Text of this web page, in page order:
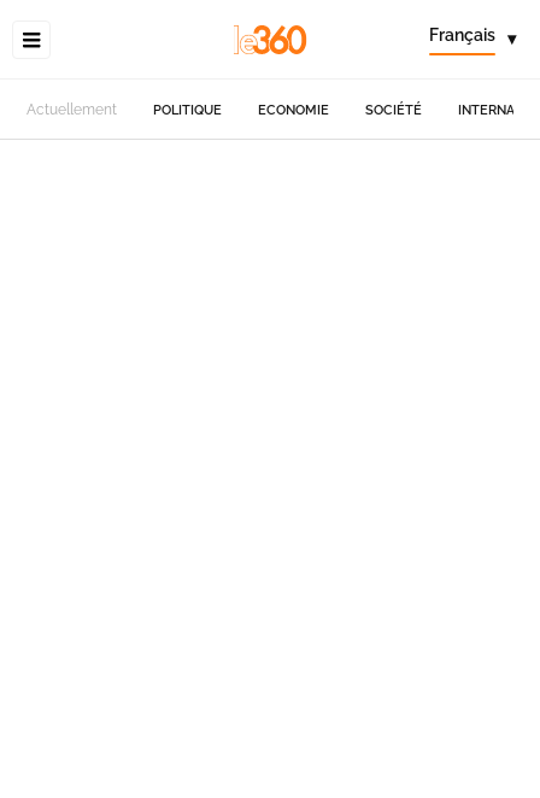
Français ▾
Actuellement POLITIQUE ECONOMIE SOCIÉTÉ